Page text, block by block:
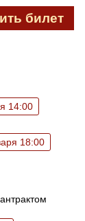
билет
14:00
18:00